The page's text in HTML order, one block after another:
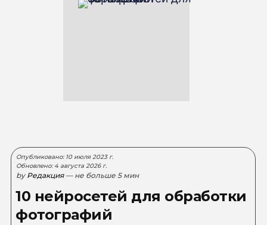
Опубликовано: 10 июля 2023 г.
Обновлено: 4 августа 2026 г.
by Редакция — не больше 5 мин
10 нейросетей для обработки
фотографий